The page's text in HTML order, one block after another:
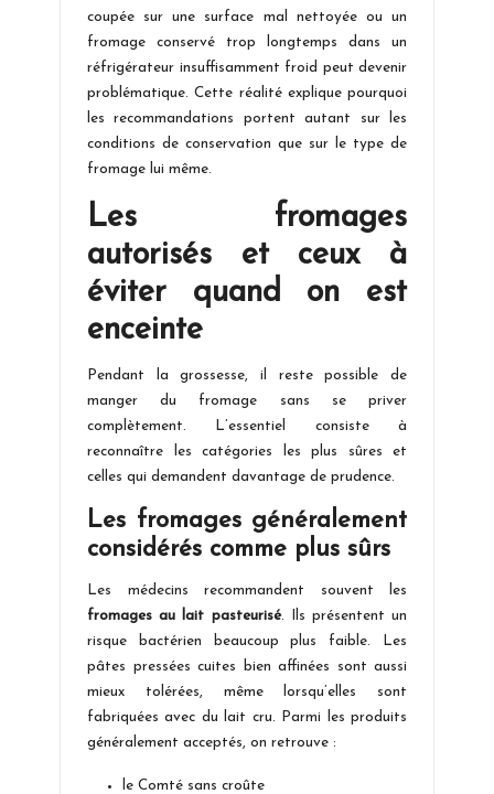
coupée sur une surface mal nettoyée ou un
fromage conservé trop longtemps dans un
réfrigérateur insuffisamment froid peut devenir
problématique. Cette réalité explique pourquoi
les recommandations portent autant sur les
conditions de conservation que sur le type de
fromage lui même.
Les fromages
autorisés et ceux à
éviter quand on est
enceinte
Pendant la grossesse, il reste possible de
manger du fromage sans se priver
complètement. L’essentiel consiste à
reconnaître les catégories les plus sûres et
celles qui demandent davantage de prudence.
Les fromages généralement
considérés comme plus sûrs
Les médecins recommandent souvent les
fromages au lait pasteurisé. Ils présentent un
risque bactérien beaucoup plus faible. Les
pâtes pressées cuites bien affinées sont aussi
mieux tolérées, même lorsqu’elles sont
fabriquées avec du lait cru. Parmi les produits
généralement acceptés, on retrouve :
le Comté sans croûte